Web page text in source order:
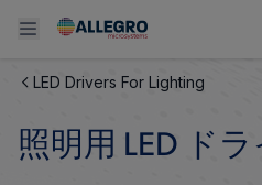
Back To Main Menu
製品
Back To Main Menu
用途
Back To Main Menu
設計サポート
Back To Main Menu
技術リソース
Back To Main Menu
ALLEGRO について
LED Drivers For Lighting
照明用 LED ド